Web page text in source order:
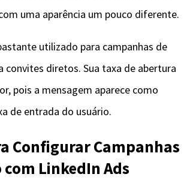
uma aparência um pouco diferente.
utilizado para campanhas de
convites diretos. Sua taxa de abertura
pois a mensagem aparece como
de entrada do usuário.
Configurar Campanhas
com LinkedIn Ads